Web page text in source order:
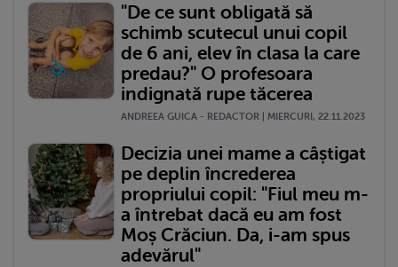
"De ce sunt obligată să
schimb scutecul unui copil
de 6 ani, elev în clasa la care
predau?" O profesoara
indignată rupe tăcerea
ANDREEA GUICA - REDACTOR | MIERCURI, 22.11.2023
Decizia unei mame a câștigat
pe deplin încrederea
propriului copil: "Fiul meu m-
a întrebat dacă eu am fost
Moș Crăciun. Da, i-am spus
adevărul"